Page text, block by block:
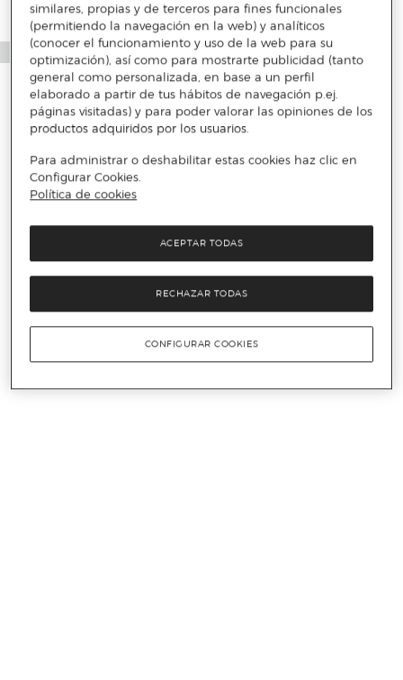
similares, propias y de terceros para fines funcionales
(permitiendo la navegación en la web) y analíticos
(conocer el funcionamiento y uso de la web para su
optimización), así como para mostrarte publicidad (tanto
general como personalizada, en base a un perfil
elaborado a partir de tus hábitos de navegación p.ej.
páginas visitadas) y para poder valorar las opiniones de los
productos adquiridos por los usuarios.
Para administrar o deshabilitar estas cookies haz clic en
Configurar Cookies.
Política de cookies
RECHAZAR TODAS
ACEPTAR TODAS
CONFIGURAR COOKIES